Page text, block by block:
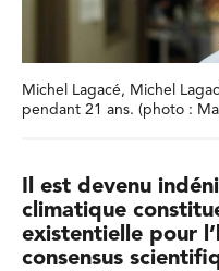
Michel Lagacé, Michel
pendant 21 ans. (photo :
Il est devenu
climatique
existentielle pour
consensus